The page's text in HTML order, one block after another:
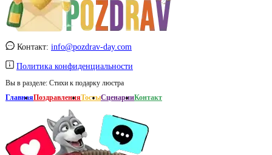
Контакт: info@pozdrav-day.com
Политика конфиденциальности
Вы в разделе: Стихи к подарку люстра
ГлавнаяПоздравленияТостыСценарииКонтакт